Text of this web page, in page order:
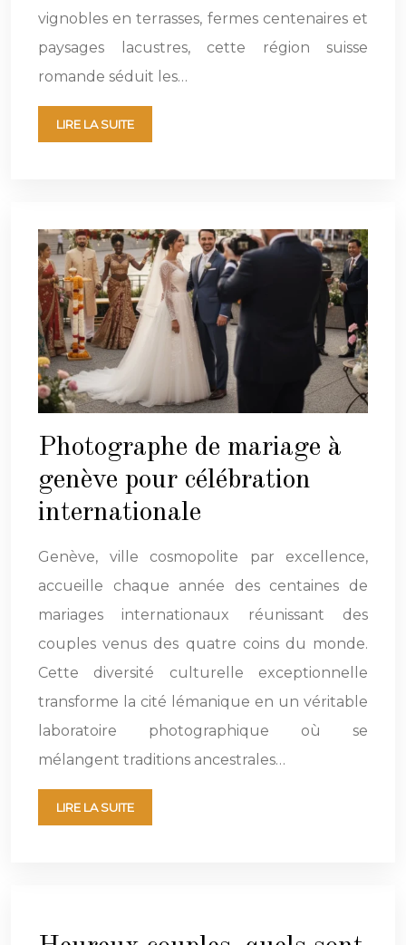
vignobles en terrasses, fermes centenaires et
paysages lacustres, cette région suisse
romande séduit les…
LIRE LA SUITE
Photographe de mariage à
genève pour célébration
internationale
Genève, ville cosmopolite par excellence,
accueille chaque année des centaines de
mariages internationaux réunissant des
couples venus des quatre coins du monde.
Cette diversité culturelle exceptionnelle
transforme la cité lémanique en un véritable
laboratoire photographique où se
mélangent traditions ancestrales…
LIRE LA SUITE